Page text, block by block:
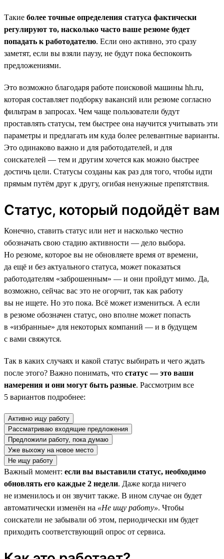
Такие более точные определения статуса фактически
регулируют то, насколько часто ваше резюме будет
попадать к работодателю. Если оно активно, это сразу
заметят, если вы взяли паузу, не будут пока беспокоить
предложениями.
Это возможно благодаря работе поисковой машины hh.ru,
которая составляет подборку вакансий или резюме согласно
фильтрам в запросах. Чем чаще пользователи будут
проставлять статусы, тем быстрее она научится учитывать эти
параметры и предлагать им куда более релевантные варианты.
Это одинаково важно и для работодателей, и для
соискателей — тем и другим хочется как можно быстрее
достичь цели. Статусы созданы как раз для того, чтобы идти
прямым путём друг к другу, огибая ненужные препятствия.
Статус, который подойдёт вам
Конечно, ставить статус или нет и насколько честно
обозначать свою стадию активности — дело выбора.
Но резюме, которое вы не обновляете время от времени,
да ещё и без актуального статуса, может показаться
работодателям «заброшенным» — и они пройдут мимо. Да,
возможно, сейчас вас это не огорчит, так как работу
вы не ищете. Но это пока. Всё может измениться. А если
в резюме обозначен статус, оно вполне может попасть
в «избранные» для некоторых компаний — и в будущем
с вами свяжутся.
Так в каких случаях и какой статус выбирать и чего ждать
после этого? Важно понимать, что статус — это ваши
намерения и они могут быть разные. Рассмотрим все
5 вариантов подробнее:
Активно ищу работу
Рассматриваю входящие предложения
Предложили работу, пока думаю
Уже выхожу на новое место
Не ищу работу
Важный момент: если вы выставили статус, необходимо
обновлять его каждые 2 недели. Даже когда ничего
не изменилось и он звучит также. В ином случае он будет
автоматически изменён на «Не ищу работу». Чтобы
соискатели не забывали об этом, периодически им будет
приходить соответствующий опрос от сервиса.